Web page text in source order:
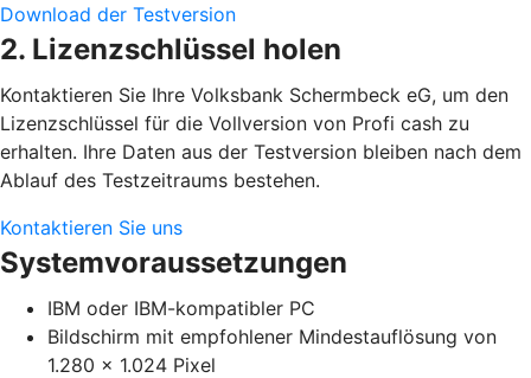
Download der Testversion
2. Lizenzschlüssel holen
Kontaktieren Sie Ihre Volksbank Schermbeck eG, um den
Lizenzschlüssel für die Vollversion von Profi cash zu
erhalten. Ihre Daten aus der Testversion bleiben nach dem
Ablauf des Testzeitraums bestehen.
Kontaktieren Sie uns
Systemvoraussetzungen
IBM oder IBM-kompatibler PC
Bildschirm mit empfohlener Mindestauflösung von
1.280 x 1.024 Pixel